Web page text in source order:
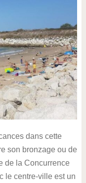
dans cette
son bronzage ou de
de la Concurrence
le centre-ville est un